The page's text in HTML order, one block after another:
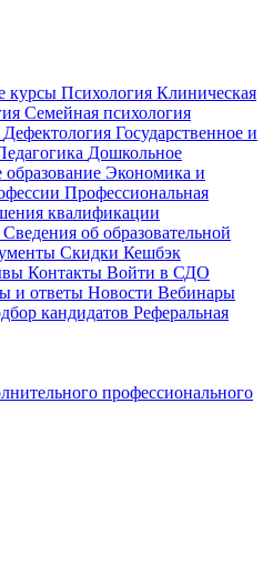
курсы Психология Клиническая
Семейная психология
Дефектология Государственное и
Дошкольное
Экономика и
Профессиональная
квалификации
Сведения об образовательной
Скидки Кешбэк
Контакты Войти в СДО
и ответы Новости Вебинары
кандидатов Реферальная
профессионального